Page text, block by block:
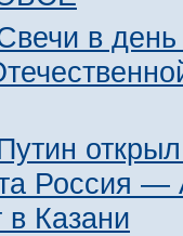
в
Россия
в Казани